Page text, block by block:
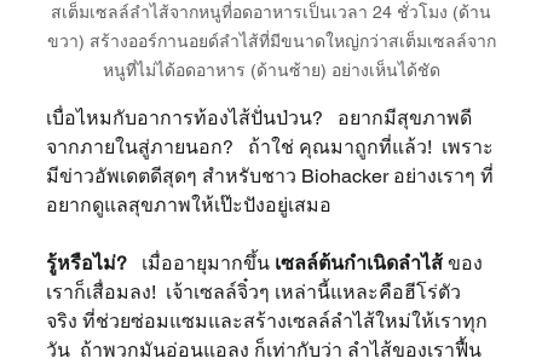
สเต็มเซลล์ลำไส้จากหนูที่อดอาหารเป็นเวลา 24 ชั่วโมง (ด้าน
ขวา) สร้างออร์กานอยด์ลำไส้ที่มีขนาดใหญ่กว่าสเต็มเซลล์จาก
หนูที่ไม่ได้อดอาหาร (ด้านซ้าย) อย่างเห็นได้ชัด
เบื่อไหมกับอาการท้องไส้ปั่นป่วน?   อยากมีสุขภาพดี
จากภายในสู่ภายนอก?   ถ้าใช่ คุณมาถูกที่แล้ว!  เพราะ
มีข่าวอัพเดตดีสุดๆ สำหรับชาว Biohacker อย่างเราๆ ที่
อยากดูแลสุขภาพให้เป๊ะปังอยู่เสมอ
รู้หรือไม่? เมื่ออายุมากขึ้น เซลล์ต้นกำเนิดลำไส้ ของ
เราก็เสื่อมลง!  เจ้าเซลล์จิ๋วๆ เหล่านี้แหละคือฮีโร่ตัว
จริง ที่ช่วยซ่อมแซมและสร้างเซลล์ลำไส้ใหม่ให้เราทุก
วัน  ถ้าพวกมันอ่อนแอลง ก็เท่ากับว่า ลำไส้ของเราฟื้น